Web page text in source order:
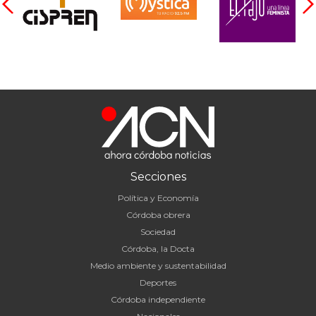
Secciones
Política y Economía
Córdoba obrera
Sociedad
Córdoba, la Docta
Medio ambiente y sustentabilidad
Deportes
Córdoba independiente